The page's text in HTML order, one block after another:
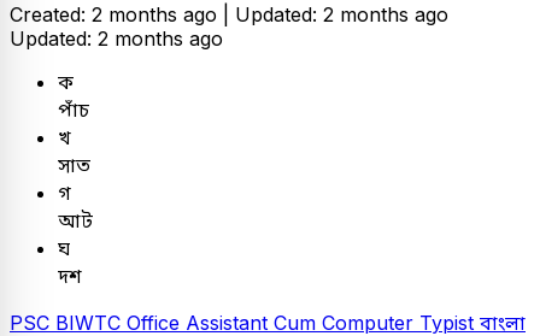
Created: 2 months ago | Updated: 2 months ago
Updated: 2 months ago
ক
পাঁচ
খ
সাত
গ
আট
ঘ
দশ
PSC BIWTC Office Assistant Cum Computer Typist বাংলা